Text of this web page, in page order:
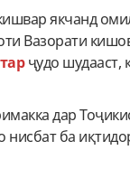
якчанд
Вазорати
ҷудо шудааст,
дар
нисбат ба